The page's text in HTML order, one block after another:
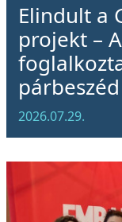
Elindult a
projekt –
2026.07.29.